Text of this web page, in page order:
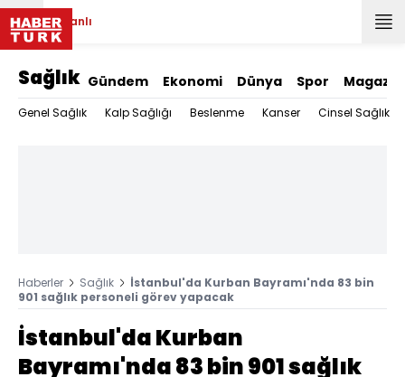
Canlı
Sağlık Gündem Ekonomi Dünya Spor Magazin
Genel Sağlık Kalp Sağlığı Beslenme Kanser Cinsel Sağlık
Haberler Sağlık
İstanbul'da Kurban Bayramı'nda 83 bin
901 sağlık personeli görev yapacak
İstanbul'da Kurban
Bayramı'nda 83 bin 901 sağlık